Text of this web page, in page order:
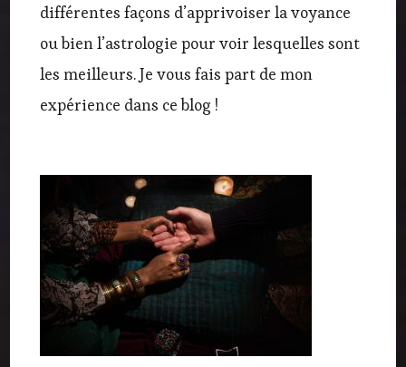
différentes façons d’apprivoiser la voyance
ou bien l’astrologie pour voir lesquelles sont
les meilleurs. Je vous fais part de mon
expérience dans ce blog !